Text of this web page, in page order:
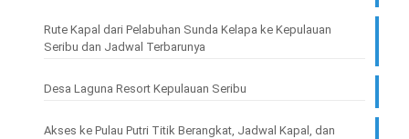
Rute Kapal dari Pelabuhan Sunda Kelapa ke Kepulauan
Seribu dan Jadwal Terbarunya
Desa Laguna Resort Kepulauan Seribu
Akses ke Pulau Putri Titik Berangkat, Jadwal Kapal, dan